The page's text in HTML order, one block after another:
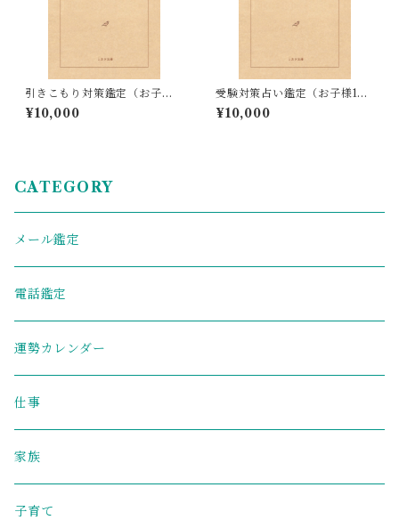
引きこもり対策鑑定（お子様1
名分／メール鑑定／四柱推
命）
¥10,000
受験対策占い鑑定（お子様1名
分／メール鑑定／四柱推命）
¥10,000
CATEGORY
メール鑑定
電話鑑定
運勢カレンダー
仕事
家族
子育て